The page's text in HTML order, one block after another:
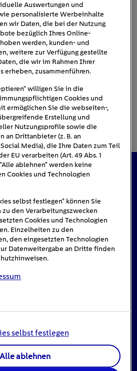
interessieren
ist zu tun, wenn das Licht
Auswertungen und
personalisierte Werbeinhalte
wir Daten, die bei der Nutzung
bezüglich Ihres Online-
werden, kunden- und
weitere zur Verfügung gestellte
die wir im Rahmen Ihrer
erheben, zusammenführen.
willigen Sie in die
Cookies und
ermöglichen Sie die webseiten-,
Erstellung und
Nutzungsprofile sowie die
an Drittanbieter (z. B. an
Media), die Ihre Daten zum Teil
EU verarbeiten (Art. 49 Abs. 1
ablehnen" werden keine
Cookies und Technologien
selbst festlegen" können Sie
den Verarbeitungszwecken
Cookies und Technologien
Einzelheiten zu den
den eingesetzten Technologien
Datenweitergabe an Dritte finden
selbst festlegen
Alle ablehnen